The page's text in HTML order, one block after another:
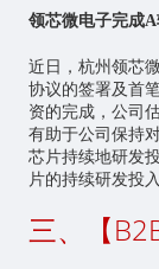
领芯微电子完成
近日，杭州领芯
协议的签署及首
资的完成，公司
有助于公司保持
芯片持续地研发
片的持续研发投入
三、【